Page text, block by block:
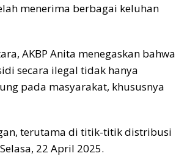
menerima berbagai keluhan
AKBP Anita menegaskan bahwa
secara ilegal tidak hanya
pada masyarakat, khususnya
terutama di titik-titik distribusi
22 April 2025.